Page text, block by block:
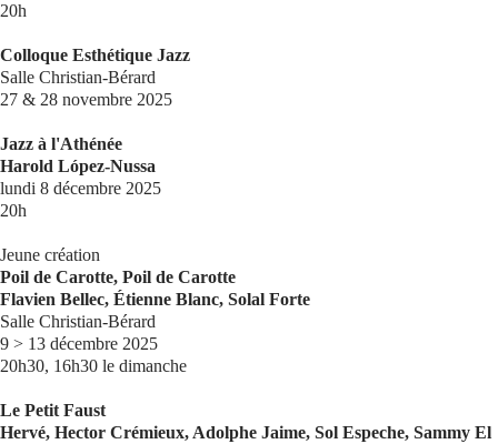
20h
Colloque Esthétique Jazz
Salle Christian-Bérard
27 & 28 novembre 2025
Jazz à l'Athénée
Harold López-Nussa
lundi 8 décembre 2025
20h
Jeune création
Poil de Carotte, Poil de Carotte
Flavien Bellec, Étienne Blanc, Solal Forte
Salle Christian-Bérard
9 > 13 décembre 2025
20h30, 16h30 le dimanche
Le Petit Faust
Hervé, Hector Crémieux, Adolphe Jaime, Sol Espeche, Sammy El